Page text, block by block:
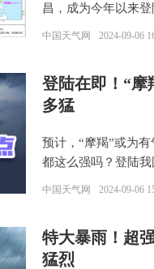
昌，成为今年以来
中国天气网 2024-09-06
登陆在即！“摩
多猛
预计，“摩羯”或为
都这么强吗？登陆
中国天气网 2024-09-06
特大暴雨！超
猛烈